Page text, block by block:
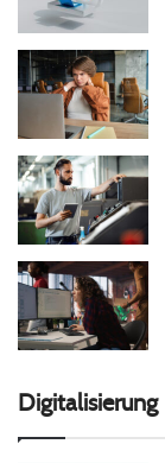
Digitalisierung